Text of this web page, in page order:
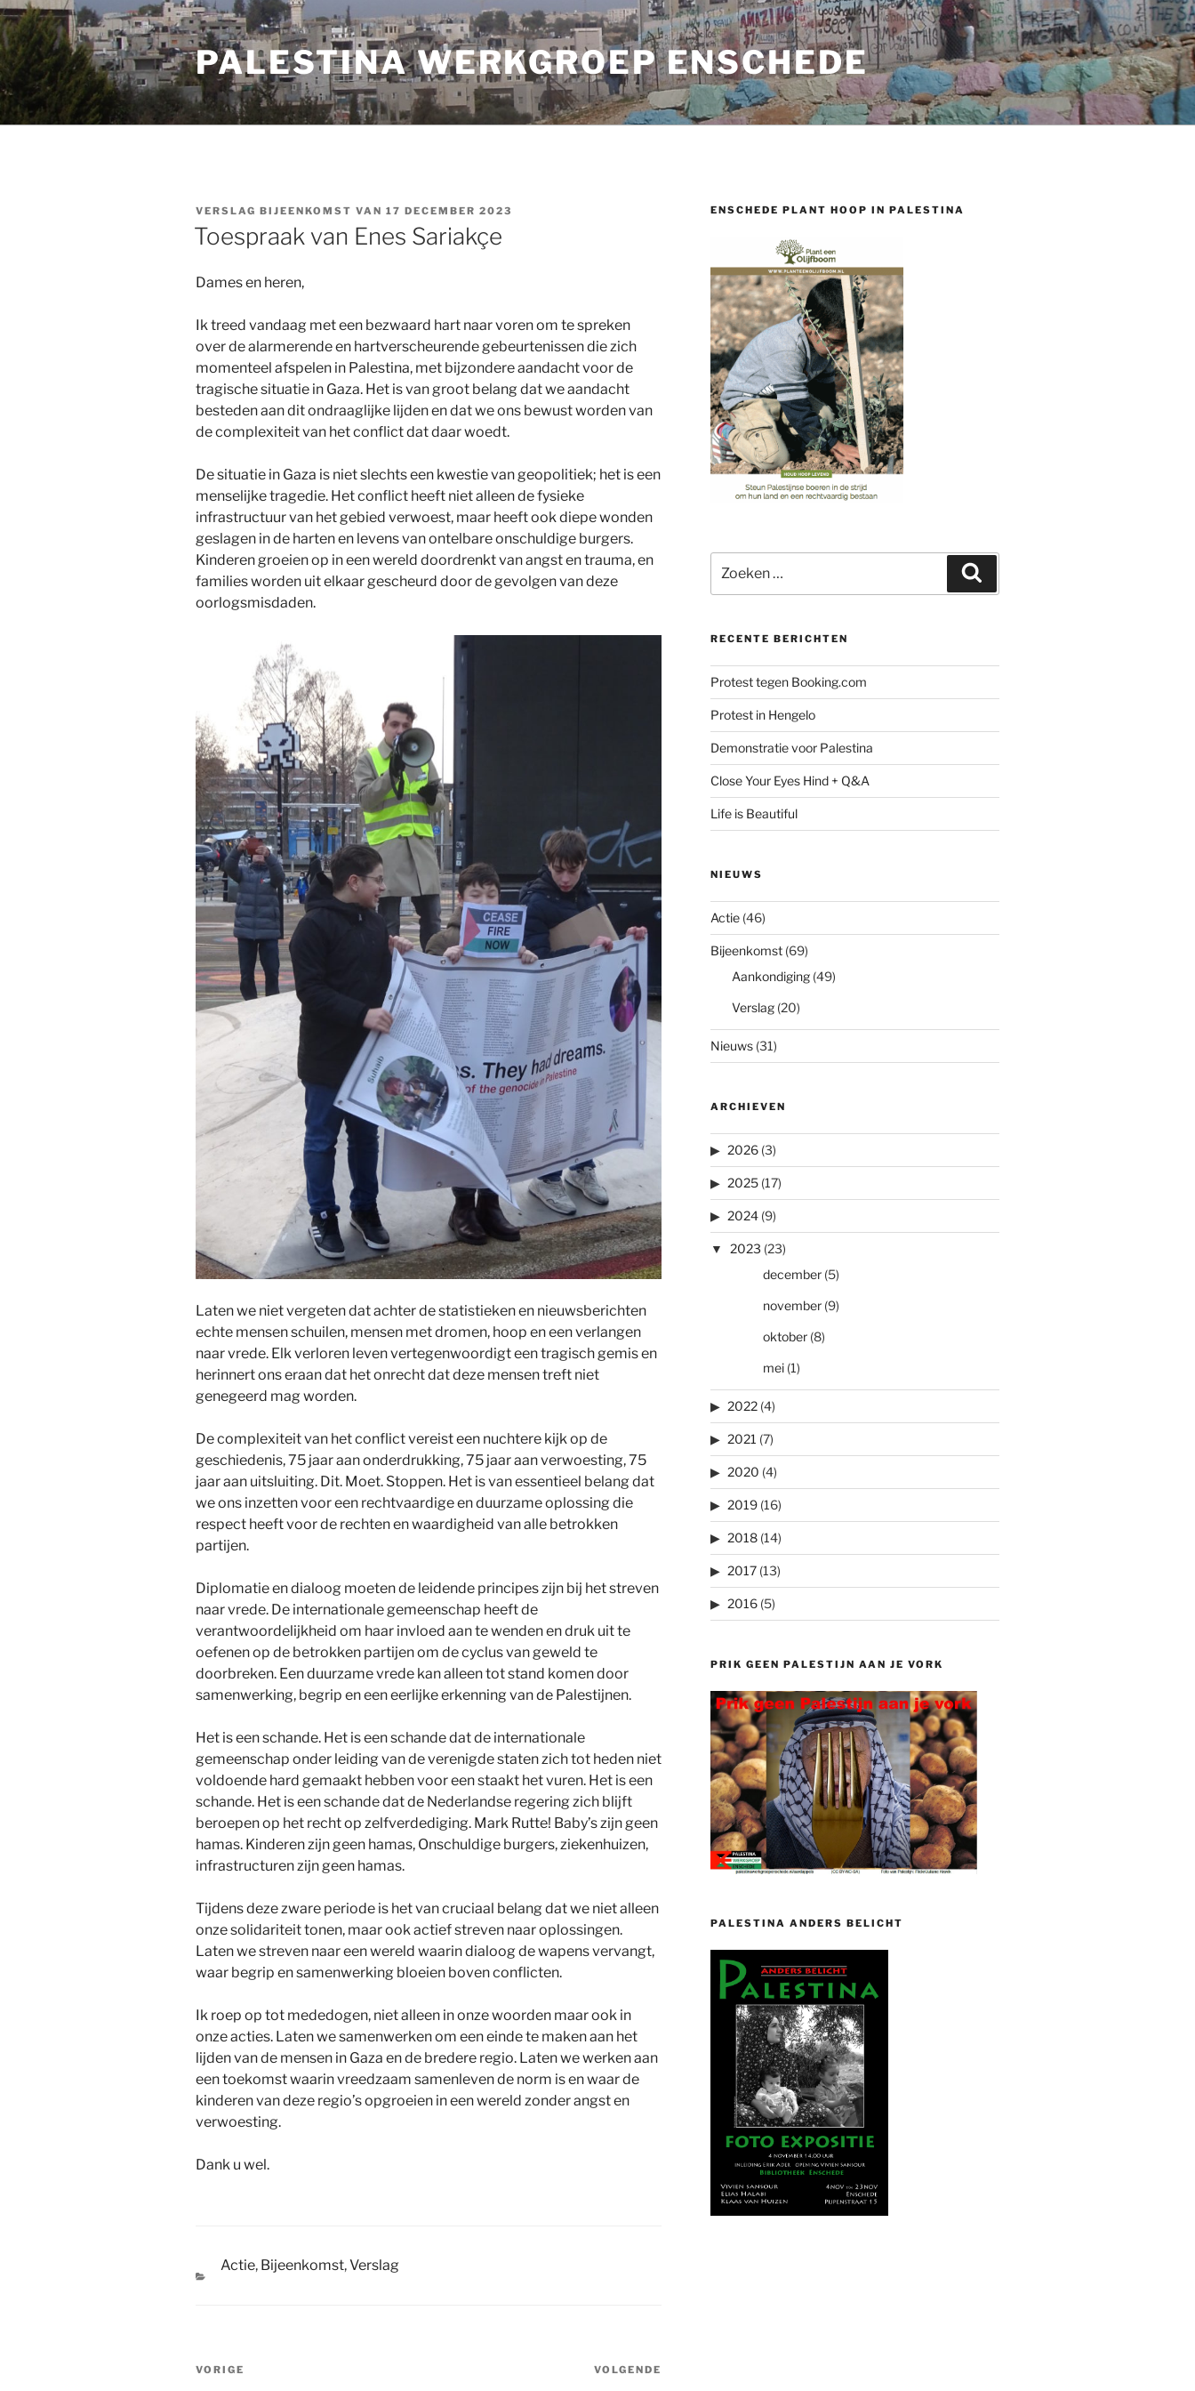
Ga
naar
de
inhoud
PALESTINA WERKGROEP ENSCHEDE
VERSLAG BIJEENKOMST VAN 17 DECEMBER 2023
Toespraak van Enes Sariakçe
Dames en heren,
Ik treed vandaag met een bezwaard hart naar voren om te spreken
over de alarmerende en hartverscheurende gebeurtenissen die zich
momenteel afspelen in Palestina, met bijzondere aandacht voor de
tragische situatie in Gaza. Het is van groot belang dat we aandacht
besteden aan dit ondraaglijke lijden en dat we ons bewust worden van
de complexiteit van het conflict dat daar woedt.
De situatie in Gaza is niet slechts een kwestie van geopolitiek; het is een
menselijke tragedie. Het conflict heeft niet alleen de fysieke
infrastructuur van het gebied verwoest, maar heeft ook diepe wonden
geslagen in de harten en levens van ontelbare onschuldige burgers.
Kinderen groeien op in een wereld doordrenkt van angst en trauma, en
families worden uit elkaar gescheurd door de gevolgen van deze
oorlogsmisdaden.
Laten we niet vergeten dat achter de statistieken en nieuwsberichten
echte mensen schuilen, mensen met dromen, hoop en een verlangen
naar vrede. Elk verloren leven vertegenwoordigt een tragisch gemis en
herinnert ons eraan dat het onrecht dat deze mensen treft niet
genegeerd mag worden.
De complexiteit van het conflict vereist een nuchtere kijk op de
geschiedenis, 75 jaar aan onderdrukking, 75 jaar aan verwoesting, 75
jaar aan uitsluiting. Dit. Moet. Stoppen. Het is van essentieel belang dat
we ons inzetten voor een rechtvaardige en duurzame oplossing die
respect heeft voor de rechten en waardigheid van alle betrokken
partijen.
Diplomatie en dialoog moeten de leidende principes zijn bij het streven
naar vrede. De internationale gemeenschap heeft de
verantwoordelijkheid om haar invloed aan te wenden en druk uit te
oefenen op de betrokken partijen om de cyclus van geweld te
doorbreken. Een duurzame vrede kan alleen tot stand komen door
samenwerking, begrip en een eerlijke erkenning van de Palestijnen.
Het is een schande. Het is een schande dat de internationale
gemeenschap onder leiding van de verenigde staten zich tot heden niet
voldoende hard gemaakt hebben voor een staakt het vuren. Het is een
schande. Het is een schande dat de Nederlandse regering zich blijft
beroepen op het recht op zelfverdediging. Mark Rutte! Baby’s zijn geen
hamas. Kinderen zijn geen hamas, Onschuldige burgers, ziekenhuizen,
infrastructuren zijn geen hamas.
Tijdens deze zware periode is het van cruciaal belang dat we niet alleen
onze solidariteit tonen, maar ook actief streven naar oplossingen.
Laten we streven naar een wereld waarin dialoog de wapens vervangt,
waar begrip en samenwerking bloeien boven conflicten.
Ik roep op tot mededogen, niet alleen in onze woorden maar ook in
onze acties. Laten we samenwerken om een einde te maken aan het
lijden van de mensen in Gaza en de bredere regio. Laten we werken aan
een toekomst waarin vreedzaam samenleven de norm is en waar de
kinderen van deze regio’s opgroeien in een wereld zonder angst en
verwoesting.
Dank u wel.
CATEGORIEËN
Actie, Bijeenkomst,Verslag
Bericht
Vorig
VORIGE VOLGENDE
ENSCHEDE PLANT HOOP IN PALESTINA
naar:
RECENTE BERICHTEN
Protest tegen Booking.com
Protest in Hengelo
Demonstratie voor Palestina
Close Your Eyes Hind + Q&A
Life is Beautiful
NIEUWS
Actie(46)
Bijeenkomst(69)
Aankondiging(49)
Verslag(20)
Nieuws(31)
ARCHIEVEN
2026(3)
2025(17)
2024(9)
2023 (23)
december(5)
november(9)
oktober(8)
mei(1)
2022(4)
2021 (7)
2020 (4)
2019(16)
2018(14)
2017(13)
2016(5)
PRIK GEEN PALESTIJN AAN JE VORK
PALESTINA ANDERS BELICHT